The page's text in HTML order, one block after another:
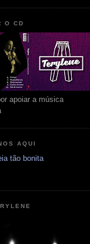
O CD
apoiar a música
AQUI
tão bonita